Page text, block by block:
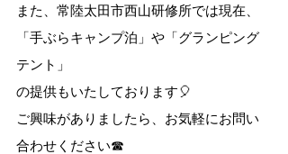
また、常陸太田市西山研修所では現在、
「手ぶらキャンプ泊」や「グランピング
テント」
の提供もいたしております🎈
ご興味がありましたら、お気軽にお問い
合わせください☎